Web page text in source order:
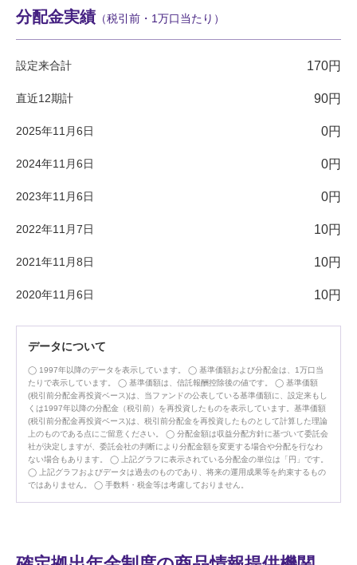
分配金実績（税引前・1万口当たり）
設定来合計 170円
直近12期計 90円
2025年11月6日 0円
2024年11月6日 0円
2023年11月6日 0円
2022年11月7日 10円
2021年11月8日 10円
2020年11月6日 10円
データについて
1997年以降のデータを表示しています。
基準価額および分配金は、1万口当
たりで表示しています。
基準価額は、信託報酬控除後の値です。
基準価額
(税引前分配金再投資ベース)は、当ファンドの公表している基準価額に、設定来もし
くは1997年以降の分配金（税引前）を再投資したものを表示しています。基準価額
(税引前分配金再投資ベース)は、税引前分配金を再投資したものとして計算した理論
上のものである点にご留意ください。
分配金額は収益分配方針に基づいて委託会
社が決定しますが、委託会社の判断により分配金額を変更する場合や分配を行なわ
ない場合もあります。
上記グラフに表示されている分配金の単位は「円」です。
上記グラフおよびデータは過去のものであり、将来の運用成果等を約束するもの
ではありません。
手数料・税金等は考慮しておりません。